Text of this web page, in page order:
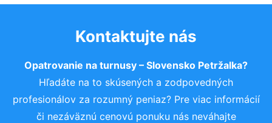
Kontaktujte nás
Opatrovanie na turnusy – Slovensko Petržalka?
Hľadáte na to skúsených a zodpovedných
profesionálov za rozumný peniaz? Pre viac informácií
či nezáväznú cenovú ponuku nás neváhajte